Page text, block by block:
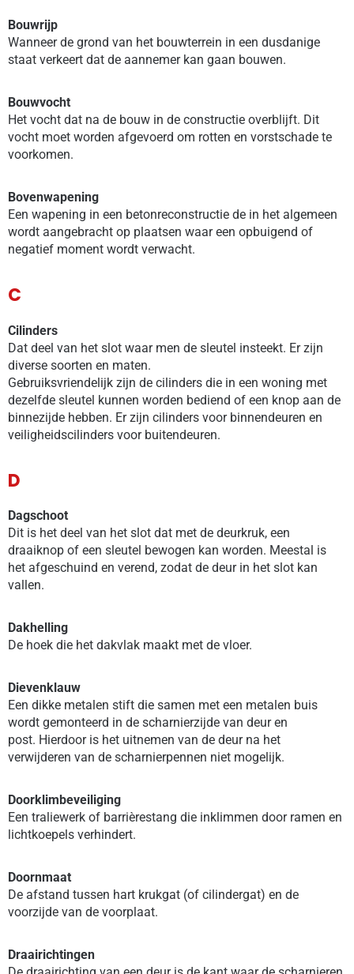
Bouwrijp
Wanneer de grond van het bouwterrein in een dusdanige
staat verkeert dat de aannemer kan gaan bouwen.
Bouwvocht
Het vocht dat na de bouw in de constructie overblijft. Dit
vocht moet worden afgevoerd om rotten en vorstschade te
voorkomen.
Bovenwapening
Een wapening in een betonreconstructie de in het algemeen
wordt aangebracht op plaatsen waar een opbuigend of
negatief moment wordt verwacht.
C
Cilinders
Dat deel van het slot waar men de sleutel insteekt. Er zijn
diverse soorten en maten.
Gebruiksvriendelijk zijn de cilinders die in een woning met
dezelfde sleutel kunnen worden bediend of een knop aan de
binnezijde hebben. Er zijn cilinders voor binnendeuren en
veiligheidscilinders voor buitendeuren.
D
Dagschoot
Dit is het deel van het slot dat met de deurkruk, een
draaiknop of een sleutel bewogen kan worden. Meestal is
het afgeschuind en verend, zodat de deur in het slot kan
vallen.
Dakhelling
De hoek die het dakvlak maakt met de vloer.
Dievenklauw
Een dikke metalen stift die samen met een metalen buis
wordt gemonteerd in de scharnierzijde van deur en
post. Hierdoor is het uitnemen van de deur na het
verwijderen van de scharnierpennen niet mogelijk.
Doorklimbeveiliging
Een traliewerk of barrièrestang die inklimmen door ramen en
lichtkoepels verhindert.
Doornmaat
De afstand tussen hart krukgat (of cilindergat) en de
voorzijde van de voorplaat.
Draairichtingen